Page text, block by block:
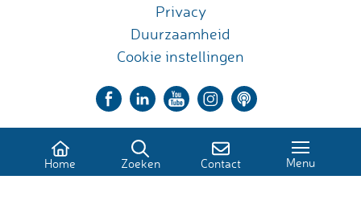
Privacy
Duurzaamheid
Cookie instellingen
Home Zoeken Contact Menu